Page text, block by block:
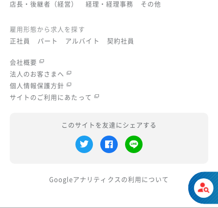
会社概要
法人のお客さまへ
個人情報保護方針
サイトのご利用にあたって
このサイトを友達にシェアする
Googleアナリティクスの利用について
店長・後継者（経営）
経理・経理事務 その他
雇用形態から求人を探す
正社員
パート アルバイト 契約社員